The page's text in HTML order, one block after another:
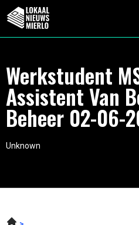
Werkstudent
Assistent Van
Beheer 02-06-
Unknown